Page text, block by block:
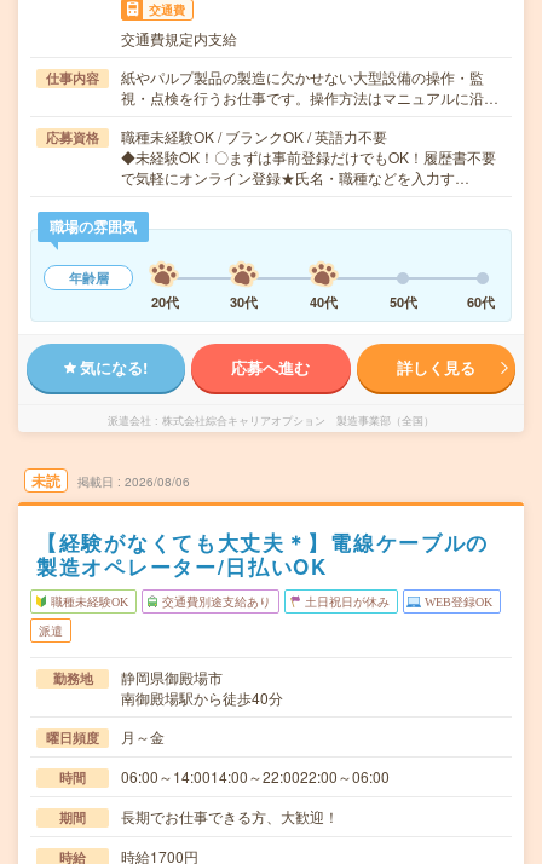
交通費
交通費規定内支給
仕事内容
紙やパルプ製品の製造に欠かせない大型設備の操作・監
視・点検を行うお仕事です。操作方法はマニュアルに沿…
応募資格
職種未経験OK / ブランクOK / 英語力不要
◆未経験OK！〇まずは事前登録だけでもOK！履歴書不要
で気軽にオンライン登録★氏名・職種などを入力す…
職場の雰囲気
年齢層
20代
30代 40代 50代 60代
気になる! 応募へ進む 詳しく見る
派遣会社 株式会社綜合キャリアオプション 製造事業部（全国）
未読 掲載日 2026/08/06
【経験がなくても大丈夫＊】電線ケーブルの
製造オペレーター/日払いOK
職種未経験OK 交通費別途支給あり 土日祝日が休み WEB登録OK
派遣
勤務地
静岡県御殿場市
南御殿場駅から徒歩40分
曜日頻度 月～金
時間 06:00～14:0014:00～22:0022:00～06:00
期間 長期でお仕事できる方、大歓迎！
時給 時給1700円